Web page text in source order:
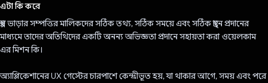
এটা কি করে
স্বল্প ভাড়ার সম্পত্তির মালিকদের সঠিক তথ্য, সঠিক সময়ে এবং সঠিক স্থানে প্রদানের
মাধ্যমে তাদের অতিথিদের একটি অনন্য অভিজ্ঞতা প্রদানে সহায়তা করা ওয়েলকাম
এর মিশন কি।
অ্যাপ্লিকেশানের UX গেস্টের চারপাশে কেন্দ্রীভূত হয়, যা থাকার আগে, সময় এবং পরে